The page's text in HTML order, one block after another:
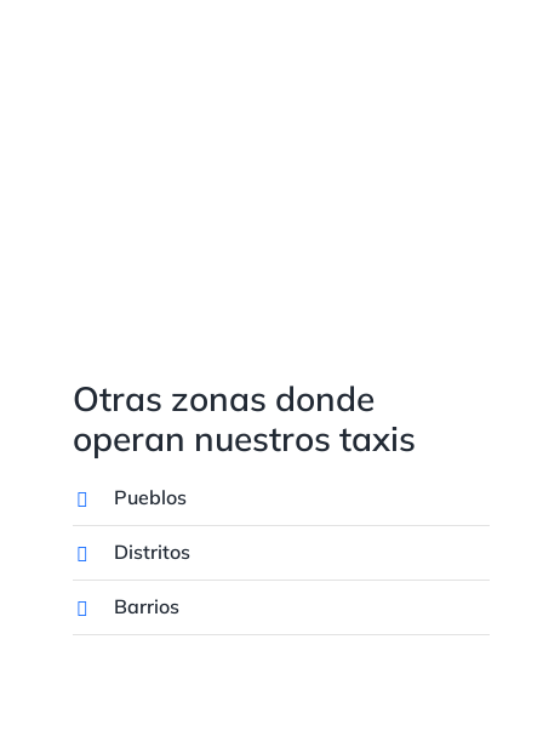
Otras zonas donde
operan nuestros taxis
Pueblos
Distritos
Barrios